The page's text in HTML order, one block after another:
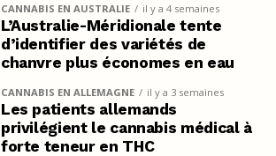
CANNABIS EN AUSTRALIE il y a 4 semaines
L’Australie-Méridionale tente
d’identifier des variétés de
chanvre plus économes en eau
CANNABIS EN ALLEMAGNE il y a 3 semaines
Les patients allemands
privilégient le cannabis médical à
forte teneur en THC